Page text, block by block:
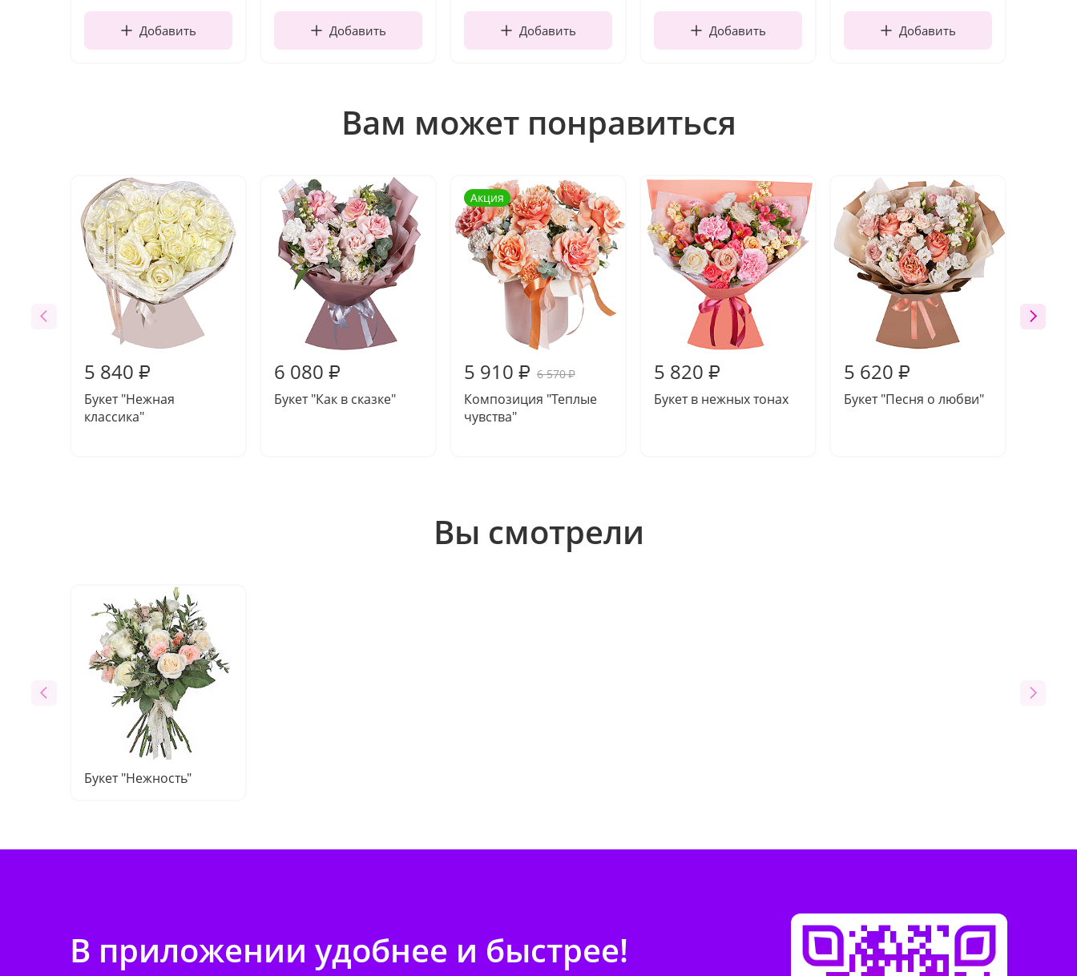
Добавить Добавить Добавить Добавить Добавить
Вам может понравиться
5 840 ₽
Букет "Нежная
классика"
6 080 ₽
Букет "Как в сказке"
Акция
5 910 ₽ 6 570₽
Композиция "Теплые
чувства"
5 820 ₽
Букет в нежных тонах
5 620 ₽
Букет "Песня о любви"
Вы смотрели
Букет "Нежность"
В приложении удобнее и быстрее!